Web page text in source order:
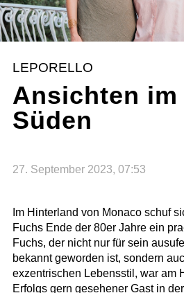
LEPORELLO
Ansichten im
Süden
27. September 2023, 07:53
Im Hinterland von Monaco schuf
Fuchs Ende der 80er Jahre ein
Fuchs, der nicht nur für sein
bekannt geworden ist, sondern
exzentrischen Lebensstil, war am
Erfolgs gern gesehener Gast in